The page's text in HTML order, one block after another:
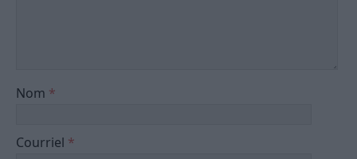
Nom *
Courriel *